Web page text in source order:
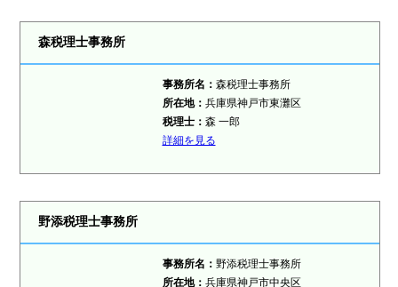
森税理士事務所
事務所名： 森税理士事務所
所在地： 兵庫県神戸市東灘区
税理士： 森 一郎
詳細を見る
野添税理士事務所
事務所名： 野添税理士事務所
所在地： 兵庫県神戸市中央区